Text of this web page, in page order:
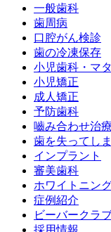
一般歯科
歯周病
口腔がん検診
歯の冷凍保存
小児歯科・マ
小児矯正
成人矯正
予防歯科
嚙み合わせ治療
歯を失ってし
インプラント
審美歯科
ホワイトニン
症例紹介
ビーバークラ
採用情報